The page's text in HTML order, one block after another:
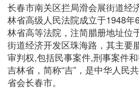
长春市南关区拦局滑会展街道经
林省高级人民法院成立于1948
林省高等法院，注简腊册地址位
街道经济开发区珠海路，其主要
审判权,包括民事案件,刑事案件和
吉林省，简称“吉”，是中华人民
省会长春市。